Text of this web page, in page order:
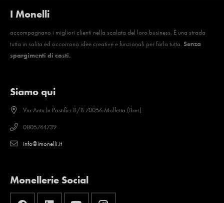
I Monelli
accompagnano i migliori clienti nella scalata del loro business. È una strada
tutta in salita ed occorrono idee creative e funzionali per farla tutta. Senza
spargimenti di costi.
Siamo qui
Via Antichi Pastifici 8/B 70056 Molfetta (Bari)
0805744739
info@imonelli.it
Monellerie Social